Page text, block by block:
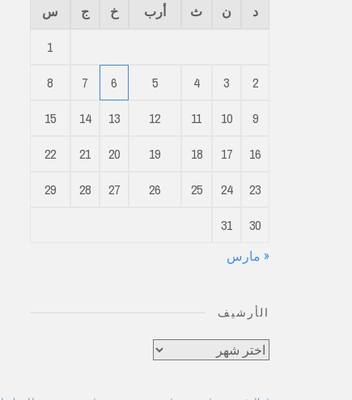
د ن ث أرب خ ج
س
1
2
3
4
5
6
7
8
9
10
11
12
13
14
15
16
17
18
19
20
21
22
23
24
25
26
27
28
29
30
31
« مارس
الأرشيف
الأرشيف